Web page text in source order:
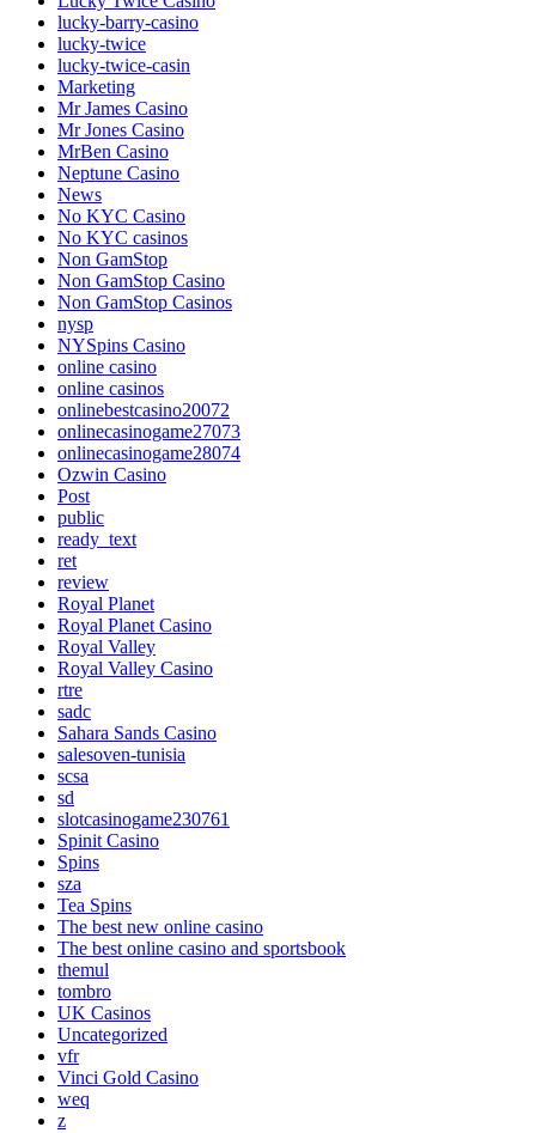
lucky-barry-casino
lucky-twice
lucky-twice-casin
Marketing
Mr James Casino
Mr Jones Casino
MrBen Casino
Neptune Casino
News
No KYC Casino
No KYC casinos
Non GamStop
Non GamStop Casino
Non GamStop Casinos
nysp
NYSpins Casino
online casino
online casinos
onlinebestcasino20072
onlinecasinogame27073
onlinecasinogame28074
Ozwin Casino
Post
public
ready_text
ret
review
Royal Planet
Royal Planet Casino
Royal Valley
Royal Valley Casino
rtre
sadc
Sahara Sands Casino
salesoven-tunisia
scsa
sd
slotcasinogame230761
Spinit Casino
Spins
sza
Tea Spins
The best new online casino
The best online casino and sportsbook
themul
tombro
UK Casinos
Uncategorized
vfr
Vinci Gold Casino
weq
z